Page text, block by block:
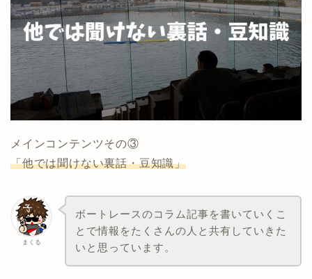
メインコンテンツその③
「他では聞けない裏話・豆知識」
まくる
ボートレースのコラム記事を書いていくこ
とで情報をたくさんの人と共有していきた
いと思っています。